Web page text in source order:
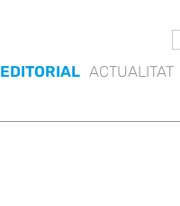
EDITORIAL ACTUALITAT